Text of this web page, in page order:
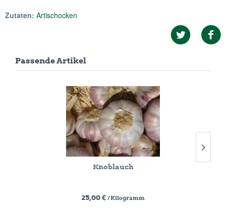
Zutaten: Artischocken
Passende Artikel
Knoblauch
25,00 € / Kilogramm